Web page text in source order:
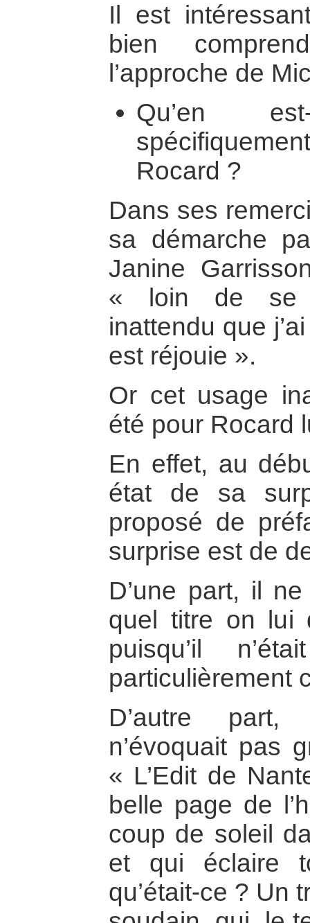
Il est
bien
l’approche de
Qu’en
Rocard ?
Dans ses
sa démarche
Janine
« loin de se
inattendu que
est réjouie ».
Or cet usage
été pour Rocard
En effet, au
état de sa
proposé de
surprise est de
D’une part, il
quel titre on lui
puisqu’il
particulièrement
D’autre
n’évoquait pas
« L’Edit de
belle page de
coup de soleil
et qui éclaire
qu’était-ce ? Un